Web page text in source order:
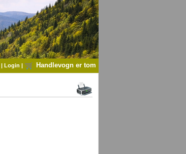
| Login | Handlevogn er tom